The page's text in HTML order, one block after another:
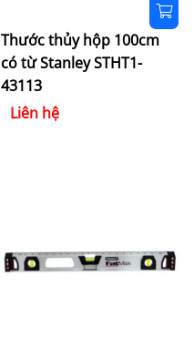
Thước thủy hộp 100cm
có từ Stanley STHT1-
43113
Liên hệ